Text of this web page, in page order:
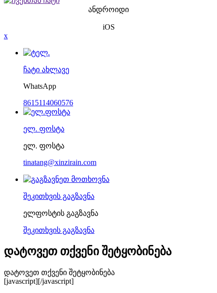
ანდროიდი
iOS
x
ჩატი ახლავე
WhatsApp
8615114060576
ელ. ფოსტა
ელ. ფოსტა
tinatang@xinzirain.com
შეკითხვის გაგზავნა
ელფოსტის გაგზავნა
შეკითხვის გაგზავნა
დატოვეთ თქვენი შეტყობინება
დატოვეთ თქვენი შეტყობინება
[javascript][/javascript]